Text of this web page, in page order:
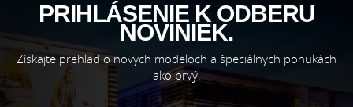
PRIHLÁSENIE K ODBERU
NOVINIEK.
Získajte prehľad o nových modeloch a špeciálnych ponukách
ako prvý.